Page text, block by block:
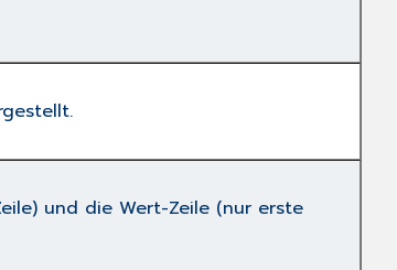
und die Wert-Zeile (nur erste